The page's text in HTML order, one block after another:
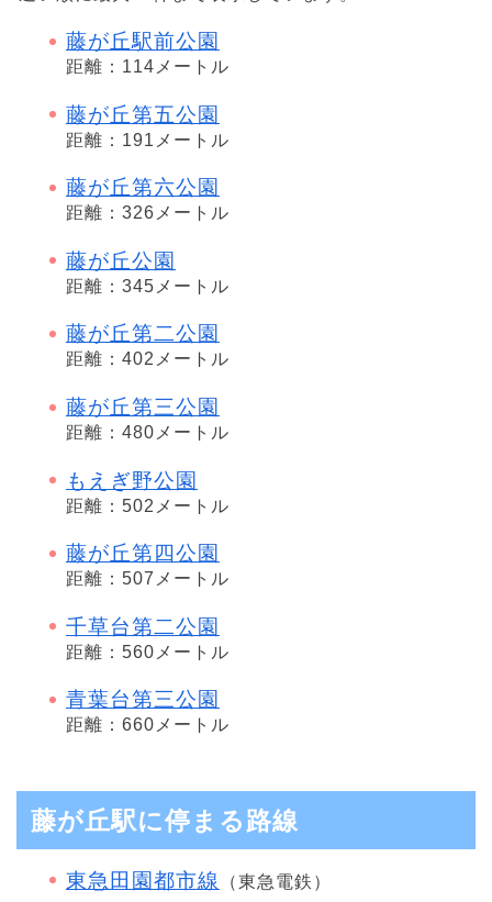
藤が丘駅前公園
距離：114メートル
藤が丘第五公園
距離：191メートル
藤が丘第六公園
距離：326メートル
藤が丘公園
距離：345メートル
藤が丘第二公園
距離：402メートル
藤が丘第三公園
距離：480メートル
もえぎ野公園
距離：502メートル
藤が丘第四公園
距離：507メートル
千草台第二公園
距離：560メートル
青葉台第三公園
距離：660メートル
藤が丘駅に停まる路線
東急田園都市線 （東急電鉄）